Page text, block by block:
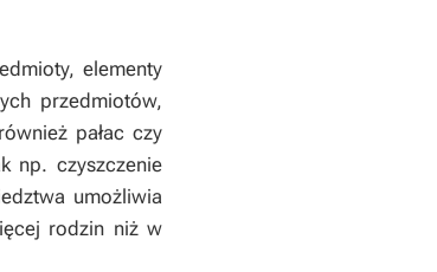
elementy
przedmiotów,
pałac czy
np. czyszczenie
umożliwia
rodzin niż w